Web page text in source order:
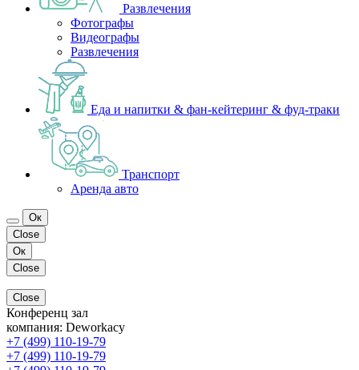
Развлечения
Фотографы
Видеографы
Развлечения
Еда и напитки & фан-кейтеринг & фуд-траки
Транспорт
Аренда авто
Ок
Close
Ок
Close
Close
Конференц зал
компания: Deworkacy
+7 (499) 110-19-79
+7 (499) 110-19-79